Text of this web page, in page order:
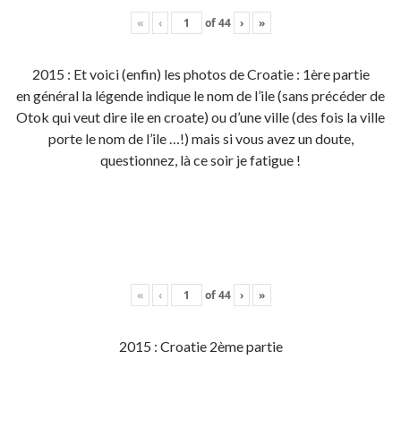
« ‹ of44 › »
2015 : Et voici (enfin) les photos de Croatie : 1ère partie
en général la légende indique le nom de l’ile (sans précéder de
Otok qui veut dire ile en croate) ou d’une ville (des fois la ville
porte le nom de l’ile …!) mais si vous avez un doute,
questionnez, là ce soir je fatigue !
« ‹ of44 › »
2015 : Croatie 2ème partie